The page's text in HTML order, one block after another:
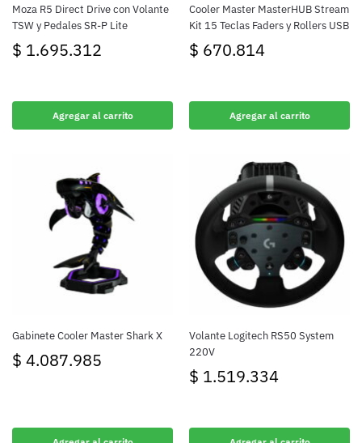
Moza R5 Direct Drive con Volante
TSW y Pedales SR-P Lite
$ 1.695.312
Agregar al carrito
Cooler Master MasterHUB Stream
Kit 15 Teclas Faders y Rollers USB
$ 670.814
Agregar al carrito
Gabinete Cooler Master Shark X
$ 4.087.985
Volante Logitech RS50 System
220V
$ 1.519.334